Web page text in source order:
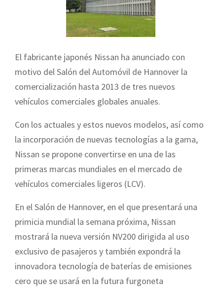
El fabricante japonés Nissan ha anunciado con
motivo del Salón del Automóvil de Hannover la
comercialización hasta 2013 de tres nuevos
vehículos comerciales globales anuales.
Con los actuales y estos nuevos modelos, así como
la incorporación de nuevas tecnologías a la gama,
Nissan se propone convertirse en una de las
primeras marcas mundiales en el mercado de
vehículos comerciales ligeros (LCV).
En el Salón de Hannover, en el que presentará una
primicia mundial la semana próxima, Nissan
mostrará la nueva versión NV200 dirigida al uso
exclusivo de pasajeros y también expondrá la
innovadora tecnología de baterías de emisiones
cero que se usará en la futura furgoneta